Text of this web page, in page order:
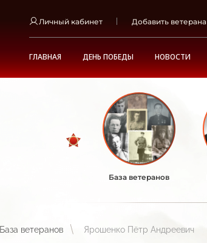
Личный кабинет Добавить ветерана
ГЛАВНАЯ ДЕНЬ ПОБЕДЫ НОВОСТИ
База ветеранов
База ветеранов Ярошенко Пётр Андреевич